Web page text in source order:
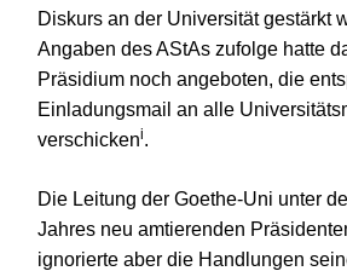
Diskurs an der Universität gestärkt
Angaben des AStAs zufolge hatte
Präsidium noch angeboten, die
Einladungsmail an alle
verschickeni.
Die Leitung der Goethe-Uni unter
Jahres neu amtierenden
ignorierte aber die Handlungen